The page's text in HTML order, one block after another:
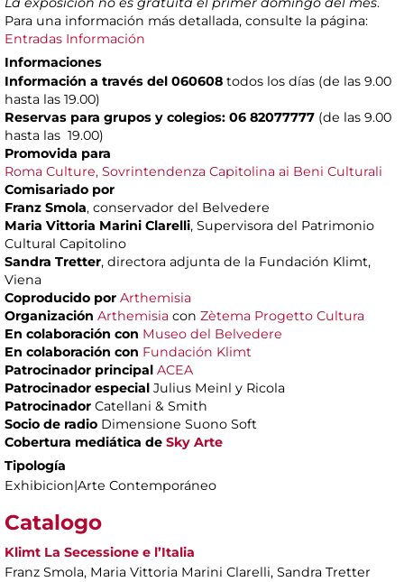
Para una información más detallada, consulte la página:
Entradas Información
Informaciones
Información a través del 060608 todos los días (de las 9.00
hasta las 19.00)
Reservas para grupos y colegios: 06 82077777 (de las 9.00
hasta las 19.00)
Promovida para
Roma Culture, Sovrintendenza Capitolina ai Beni Culturali
Comisariado por
Franz Smola, conservador del Belvedere
Maria Vittoria Marini Clarelli, Supervisora del Patrimonio
Cultural Capitolino
Sandra Tretter, directora adjunta de la Fundación Klimt,
Viena
Coproducido por Arthemisia
Organización Arthemisia con Zètema Progetto Cultura
En colaboración con Museo del Belvedere
En colaboración con Fundación Klimt
Patrocinador principal ACEA
Patrocinador especial Julius Meinl y Ricola
Patrocinador Catellani & Smith
Socio de radio Dimensione Suono Soft
Cobertura mediática de Sky Arte
Tipología
Exhibicion|Arte Contemporáneo
Catalogo
Klimt La Secessione e l’Italia
Franz Smola, Maria Vittoria Marini Clarelli, Sandra Tretter